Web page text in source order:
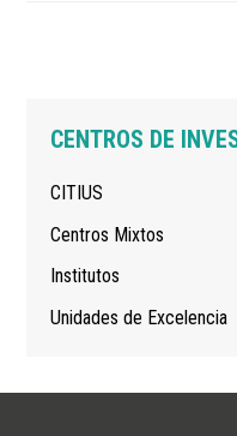
Navegación
CENTROS DE
CITIUS
Centros Mixtos
Institutos
Unidades de Excelencia